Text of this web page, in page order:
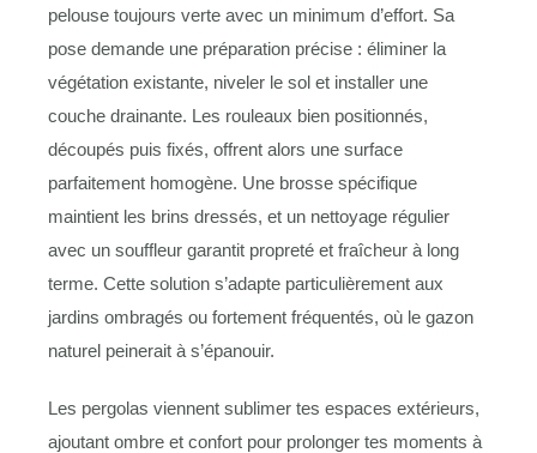
pelouse toujours verte avec un minimum d’effort. Sa
pose demande une préparation précise : éliminer la
végétation existante, niveler le sol et installer une
couche drainante. Les rouleaux bien positionnés,
découpés puis fixés, offrent alors une surface
parfaitement homogène. Une brosse spécifique
maintient les brins dressés, et un nettoyage régulier
avec un souffleur garantit propreté et fraîcheur à long
terme. Cette solution s’adapte particulièrement aux
jardins ombragés ou fortement fréquentés, où le gazon
naturel peinerait à s’épanouir.
Les pergolas viennent sublimer tes espaces extérieurs,
ajoutant ombre et confort pour prolonger tes moments à